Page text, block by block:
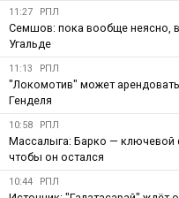
11:27 РПЛ
Семшов: пока вообще неясно,
Угальде
11:13 РПЛ
"Локомотив" может
Генделя
10:58 РПЛ
Массалыга: Барко — ключевой
чтобы он остался
10:44 РПЛ